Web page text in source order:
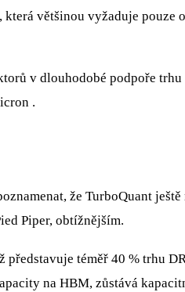
většinou vyžaduje
v dlouhodobé podpoře
.
že TurboQuant
Piper, obtížnějším.
téměř 40 % trhu
na HBM, zůstává